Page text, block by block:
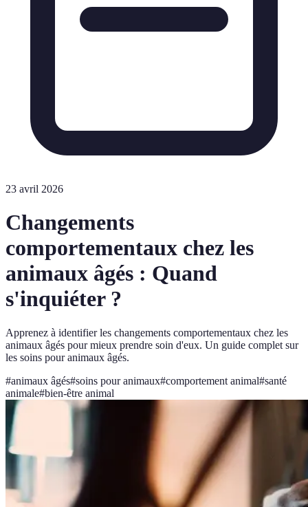
23 avril 2026
Changements
comportementaux chez les
animaux âgés : Quand
s'inquiéter ?
Apprenez à identifier les changements comportementaux chez les
animaux âgés pour mieux prendre soin d'eux. Un guide complet sur
les soins pour animaux âgés.
#animaux âgés#soins pour animaux#comportement animal#santé
animale#bien-être animal